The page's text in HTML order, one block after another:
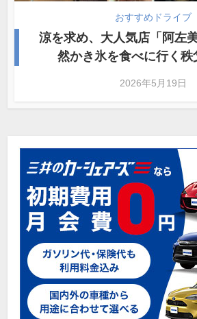
おすすめドライブ
涼を求め、大人気店「阿左
然かき氷を食べに行く秩
2026年5月19日